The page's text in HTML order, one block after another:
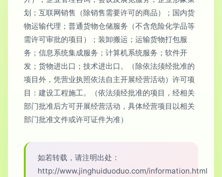
划；互联网销售（除销售需要许可的商品）；国内货
物运输代理；普通货物仓储服务（不含危险化学品等
需许可审批的项目）；装卸搬运；运输货物打包服
务；信息系统集成服务；计算机系统服务；软件开
发；货物进出口；技术进出口。（除依法须经批准的
项目外，凭营业执照依法自主开展经营活动）许可项
目：建设工程施工。（依法须经批准的项目，经相关
部门批准后方可开展经营活动，具体经营项目以相关
部门批准文件或许可证件为准）
如若转载，请注明出处：
http://www.jinghuiduoduo.com/information.html